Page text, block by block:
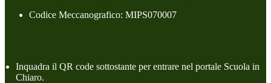
Codice Meccanografico: MIPS070007
Inquadra il QR code sottostante per entrare nel portale Scuola in
Chiaro.